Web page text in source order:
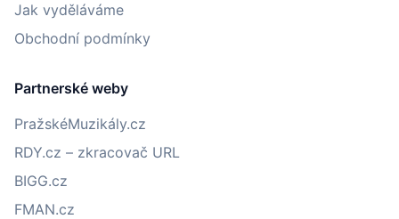
Jak vyděláváme
Obchodní podmínky
Partnerské weby
PražskéMuzikály.cz
RDY.cz – zkracovač URL
BIGG.cz
FMAN.cz